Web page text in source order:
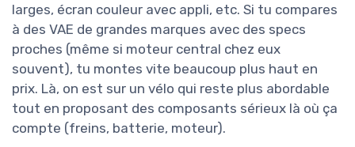
larges, écran couleur avec appli, etc. Si tu compares
à des VAE de grandes marques avec des specs
proches (même si moteur central chez eux
souvent), tu montes vite beaucoup plus haut en
prix. Là, on est sur un vélo qui reste plus abordable
tout en proposant des composants sérieux là où ça
compte (freins, batterie, moteur).